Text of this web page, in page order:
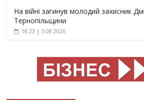
На війні загинув молодий захисник
Тернопільщини
18:23 | 5.08.2026